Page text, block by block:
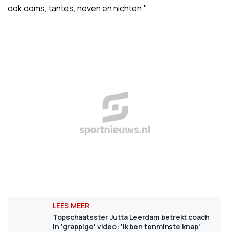
ook ooms, tantes, neven en nichten."
Topschaatsster Jutta Leerdam betrekt coach
in 'grappige' video: 'Ik ben tenminste knap'